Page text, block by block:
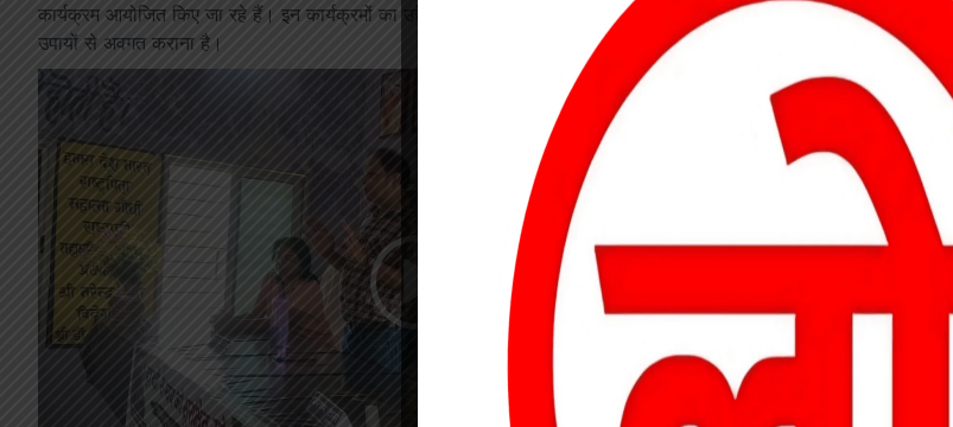
कार्यक्रम आयोजित किए जा रहे हैं। इन कार्यक्रमों का उद्देश्य ग्रामीणों को हाथियों के व्यवहार, उनके आवागमन की जानकारी तथा उनसे
उपायों से अवगत कराना है।
Video
Player